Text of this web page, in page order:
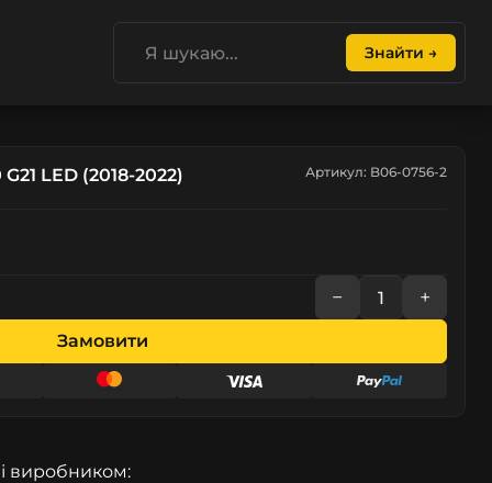
Знайти →
LED (2018-2022)
Артикул: B06-0756-2
− +
Замовити
виробником: